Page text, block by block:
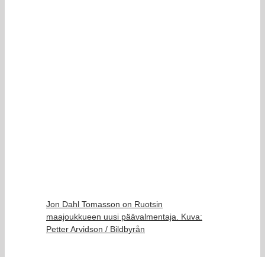
Jon Dahl Tomasson on Ruotsin
maajoukkueen uusi päävalmentaja. Kuva:
Petter Arvidson / Bildbyrån